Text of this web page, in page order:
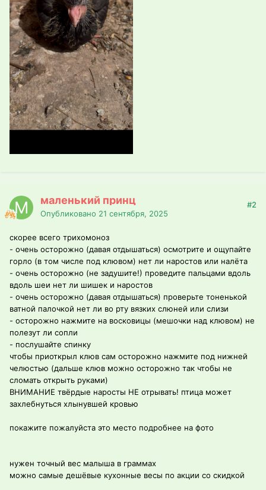
маленький принц
Опубликовано 21 сентября, 2025
#2
скорее всего трихомоноз
- очень осторожно (давая отдышаться) осмотрите и ощупайте
горло (в том числе под клювом) нет ли наростов или налёта
- очень осторожно (не задушите!) проведите пальцами вдоль
вдоль шеи нет ли шишек и наростов
- очень осторожно (давая отдышаться) проверьте тоненькой
ватной палочкой нет ли во рту вязких слюней или слизи
- осторожно нажмите на восковицы (мешочки над клювом) не
полезут ли сопли
- послушайте спинку
чтобы приоткрыл клюв сам осторожно нажмите под нижней
челюстью (дальше клюв можно осторожно так чтобы не
сломать открыть руками)
ВНИМАНИЕ твёрдые наросты НЕ отрывать! птица может
захлебнуться хлынувшей кровью
покажите пожалуйста это место подробнее на фото
нужен точный вес малыша в граммах
можно самые дешёвые кухонные весы по акции со скидкой